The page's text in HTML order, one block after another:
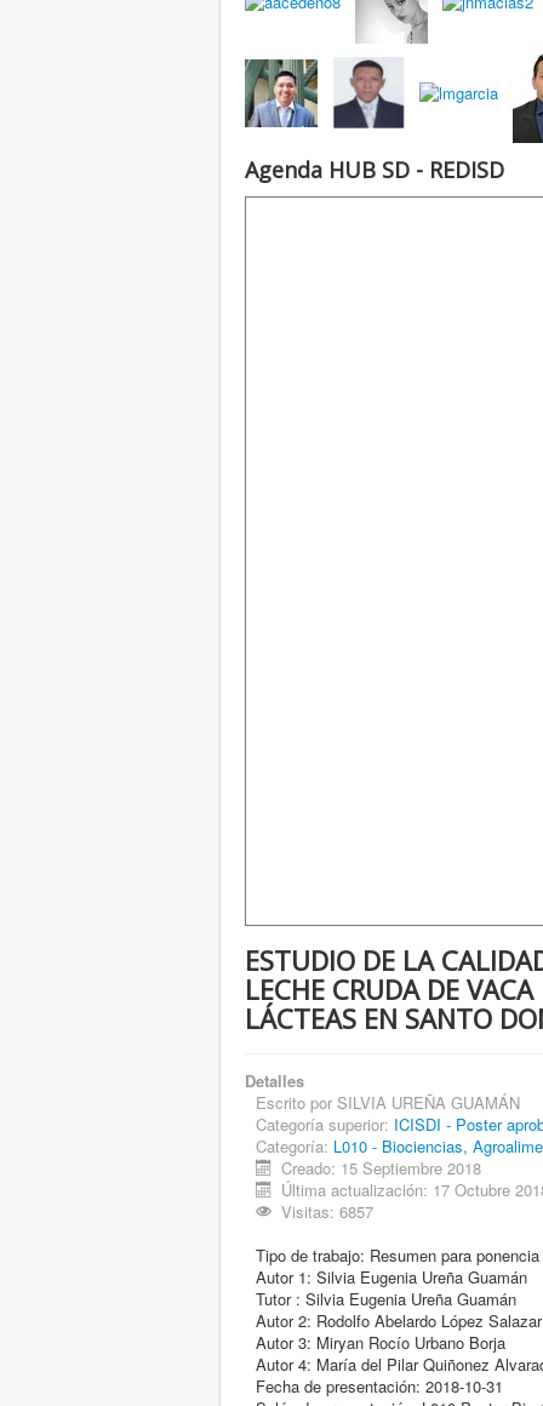
Agenda HUB SD - REDISD
ESTUDIO DE LA
LECHE CRUDA DE
LÁCTEAS EN SANTO
Detalles
Escrito por SILVIA UREÑA GUAMÁN
Categoría superior: ICISDI - Poster
Categoría: L010 - Biociencias,
Creado: 15 Septiembre 2018
Última actualización: 17 Octubre
Visitas: 6857
Tipo de trabajo: Resumen para ponencia
Autor 1: Silvia Eugenia Ureña Guamán
Tutor : Silvia Eugenia Ureña Guamán
Autor 2: Rodolfo Abelardo López Salazar
Autor 3: Miryan Rocío Urbano Borja
Autor 4: María del Pilar Quiñonez
Fecha de presentación: 2018-10-31